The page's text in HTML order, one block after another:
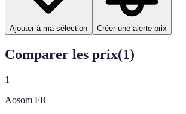
Ajouter à ma sélection Créer une alerte prix
Comparer les prix(1)
1
Aosom FR